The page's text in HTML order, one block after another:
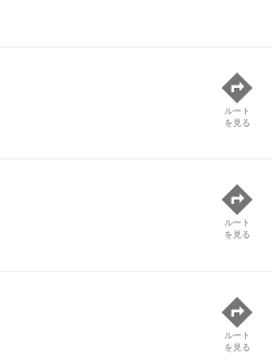
ルート
を見る
ルート
を見る
ルート
を見る